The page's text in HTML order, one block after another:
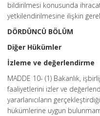
bildirilmesi konusunda
yetkilendirilmesine ilişkin
DÖRDÜNCÜ BÖLÜM
Diğer Hükümler
İzleme ve değerlendirme
MADDE 10- (1) Bakanlık,
faaliyetlerini izler ve
yararlanıcıların
hükümlerine uygun